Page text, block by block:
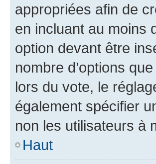
appropriées afin de
en incluant au moins
option devant être
nombre d’options
lors du vote, le
également spécifier
non les utilisateurs à
Haut